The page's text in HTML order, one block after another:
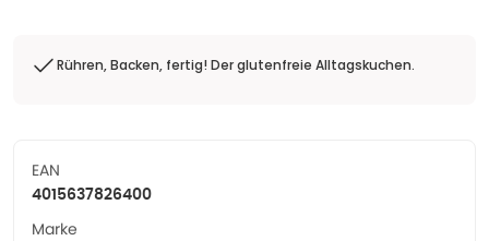
Rühren, Backen, fertig! Der glutenfreie Alltagskuchen.
EAN
4015637826400
Marke